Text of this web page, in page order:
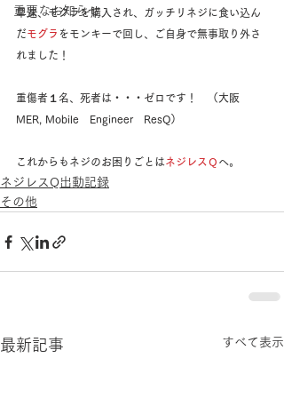
重要なお知らせ
早速、モグラを購入され、ガッチリネジに食い込ん
だモグラ をモンキーで回し、ご自身で無事取り外さ
れました！
重傷者１名、死者は・・・ゼロです！　（大阪
MER, Mobile　Engineer　ResQ）
これからもネジのお困りごとはネジレスＱ へ。
ネジレスQ出動記録
その他
最新記事 すべて表示